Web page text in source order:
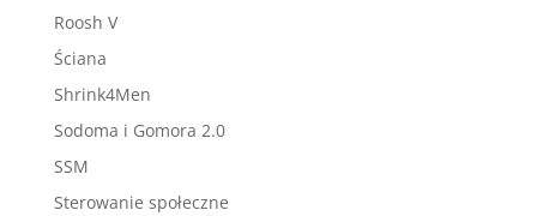
Roosh V
Ściana
Shrink4Men
Sodoma i Gomora 2.0
SSM
Sterowanie społeczne